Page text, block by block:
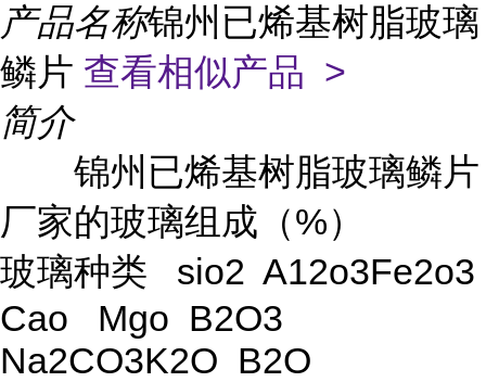
产品名称锦州已烯基树脂玻璃
鳞片 查看相似产品 >
简介
锦州已烯基树脂玻璃鳞片
厂家的玻璃组成（%）
玻璃种类 sio2 A12o3Fe2o3
Cao Mgo B2O3
Na2CO3K2O B2O